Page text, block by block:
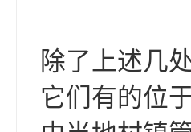
除了上述几
它们有的位